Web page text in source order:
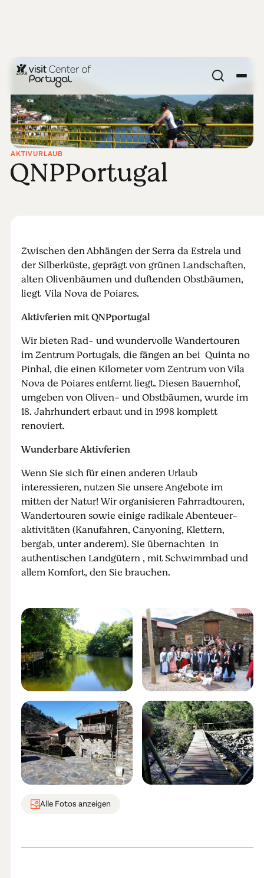
AKTIVURLAUB
QNPPortugal
Zwischen den Abhängen der Serra da Estrela und
der Silberküste, geprägt von grünen Landschaften,
alten Olivenbäumen und duftenden Obstbäumen,
liegt Vila Nova de Poiares.
Aktivferien mit QNPportugal
Wir bieten Rad- und wundervolle Wandertouren
im Zentrum Portugals, die fängen an bei Quinta no
Pinhal, die einen Kilometer vom Zentrum von Vila
Nova de Poiares entfernt liegt. Diesen Bauernhof,
umgeben von Oliven- und Obstbäumen, wurde im
18. Jahrhundert erbaut und in 1998 komplett
renoviert.
Wunderbare Aktivferien
Wenn Sie sich für einen anderen Urlaub
interessieren, nutzen Sie unsere Angebote im
mitten der Natur! Wir organisieren Fahrradtouren,
Wandertouren sowie einige radikale Abenteuer-
aktivitäten (Kanufahren, Canyoning, Klettern,
bergab, unter anderem). Sie übernachten in
authentischen Landgütern , mit Schwimmbad und
allem Komfort, den Sie brauchen.
Alle Fotos anzeigen